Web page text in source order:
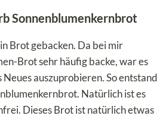
Sonnenblumenkernbrot
Brot gebacken. Da bei mir
Brot sehr häufig backe, war es
auszuprobieren. So entstand
Natürlich ist es
Dieses Brot ist natürlich etwas